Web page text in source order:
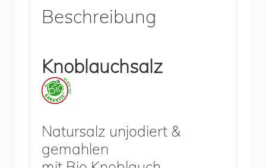
Beschreibung
Knoblauchsalz
Natursalz unjodiert &
gemahlen